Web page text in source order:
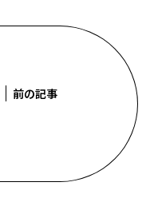
前の記事